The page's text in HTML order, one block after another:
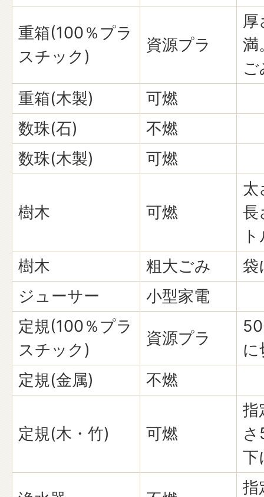
重箱(100％プラ
スチック)
資源プラ
厚
満
ご
重箱(木製)
可燃
数珠(石)
不燃
数珠(木製)
可燃
樹木 可燃
太
長
樹木
粗大ごみ
袋
ジューサー
小型家電
定規(100％プラ
スチック)
資源プラ
に
定規(金属)
不燃
定規(木・竹) 可燃
指
下
指